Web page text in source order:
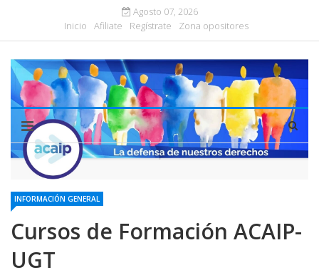
Agosto 07, 2026
Inicio
Afiliate Regístrate Zona opositores
INFORMACIÓN GENERAL
Cursos de Formación ACAIP-
UGT